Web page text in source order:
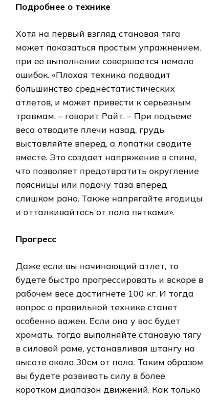
Подробнее о технике
Хотя на первый взгляд становая тяга
может показаться простым упражнением,
при ее выполнении совершается немало
ошибок. «Плохая техника подводит
большинство среднестатистических
атлетов, и может привести к серьезным
травмам, – говорит Райт. – При подъеме
веса отводите плечи назад, грудь
выставляйте вперед, а лопатки сводите
вместе. Это создает напряжение в спине,
что позволяет предотвратить округление
поясницы или подачу таза вперед
слишком рано. Также напрягайте ягодицы
и отталкивайтесь от пола пятками».
Прогресс
Даже если вы начинающий атлет, то
будете быстро прогрессировать и вскоре в
рабочем весе достигнете 100 кг. И тогда
вопрос о правильной технике станет
особенно важен. Если она у вас будет
хромать, тогда выполняйте становую тягу
в силовой раме, устанавливая штангу на
высоте около 30см от пола. Таким образом
вы будете развивать силу в более
коротком диапазон движений. Как только